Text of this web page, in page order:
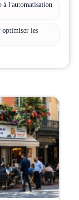
à l'automatisation
optimiser les